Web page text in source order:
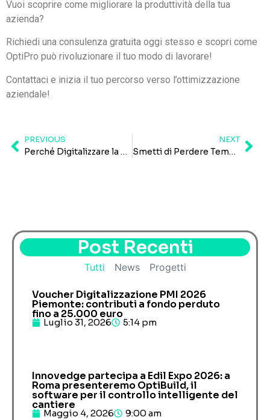
Vuoi scoprire come migliorare la produttività della tua
azienda?
Richiedi una consulenza gratuita oggi stesso e scopri come
OptiPro può rivoluzionare il tuo modo di lavorare!
Contattaci e inizia il tuo percorso verso l’ottimizzazione
aziendale!
PREVIOUS
Perché Digitalizzare la Tua Azienda è la Chiave per il Successo?
NEXT
Smetti di Perdere Tempo – Organizza il Lavoro con OptiPro
Post Recenti
News Progetti
Tutti
Voucher Digitalizzazione PMI 2026
Piemonte: contributi a fondo perduto
fino a 25.000 euro
Luglio 31, 2026 5:14 pm
Innovedge partecipa a Edil Expo 2026: a
Roma presenteremo OptiBuild, il
software per il controllo intelligente del
cantiere
Maggio 4, 2026 9:00 am